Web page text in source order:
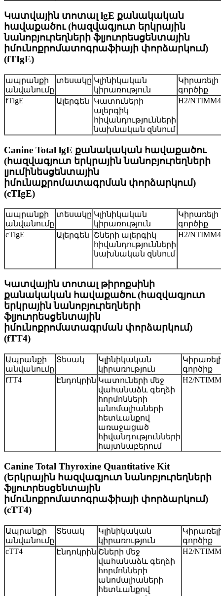
Կատվային տոտալ lgE քանակական
հավաքածու (հազվագյուտ երկրային
նանոբյուրեղների ֆլյուորեսցենտային
իմունոքրոմատոգրաֆիայի փորձարկում)
(fTIgE)
ապրանքի
անվանումը
տեսակը Կլինիկական
կիրառություն
Կիրառելի
գործիք
fTlgE
Ալերգեն
Կատուների
ալերգիկ
հիվանդությունների
նախնական զննում
H2/NTIMM4
Canine Total lgE քանակական հավաքածու
(հազվագյուտ երկրային նանոբյուրեղների
լյումինեսցենտային
իմունաքրոմատագրման փորձարկում)
(cTIgE)
ապրանքի
անվանումը
տեսակը Կլինիկական
կիրառություն
Կիրառելի
գործիք
cTlgE
Ալերգեն
Շների ալերգիկ
հիվանդությունների
նախնական զննում
H2/NTIMM4
Կատվային տոտալ թիրոքսինի
քանակական հավաքածու (հազվագյուտ
երկրային նանոբյուրեղների
ֆլյուորեսցենտային
իմունոքրոմատագրման փորձարկում)
(fTT4)
Ապրանքի
անվանումը
Տեսակ
Կլինիկական
կիրառություն
գործիք
fTT4
Էնդոկրին Կատուների մեջ
վահանաձև գեղձի
հորմոնների
անոմալիաների
հետևանքով
առաջացած
հիվանդությունների
հայտնաբերում
H2/
Canine Total Thyroxine Quantitative Kit
(Երկրային հազվագյուտ նանոբյուրեղների
ֆլյուորեսցենտային
իմունոքրոմատոգրաֆիայի փորձարկում)
(cTT4)
Ապրանքի
անվանումը
Տեսակ
Կլինիկական
կիրառություն
գործիք
cTT4
Էնդոկրին Շների մեջ
վահանաձև գեղձի
հորմոնների
անոմալիաների
հետևանքով
H2/